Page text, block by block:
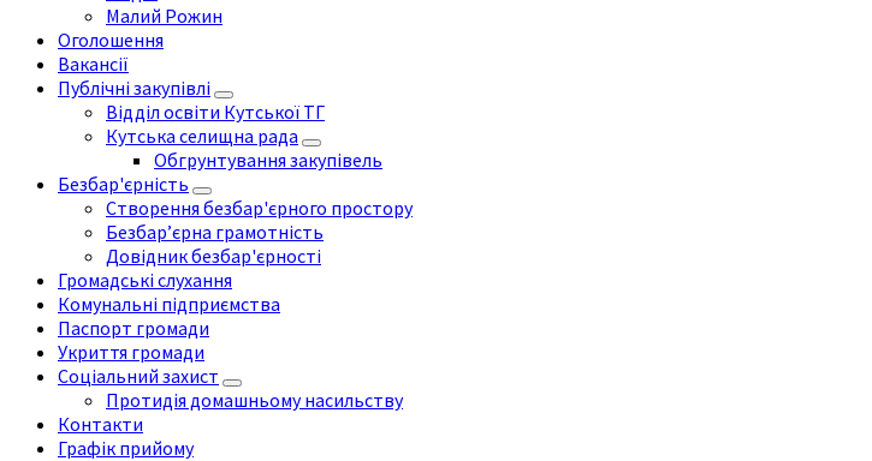
Малий Рожин
Оголошення
Вакансії
Публічні закупівлі
Відділ освіти Кутської ТГ
Кутська селищна рада
Обгрунтування закупівель
Безбар'єрність
Створення безбар'єрного простору
Безбар’єрна грамотність
Довідник безбар'єрності
Громадські слухання
Комунальні підприємства
Паспорт громади
Укриття громади
Соціальний захист
Протидія домашньому насильству
Контакти
Графік прийому